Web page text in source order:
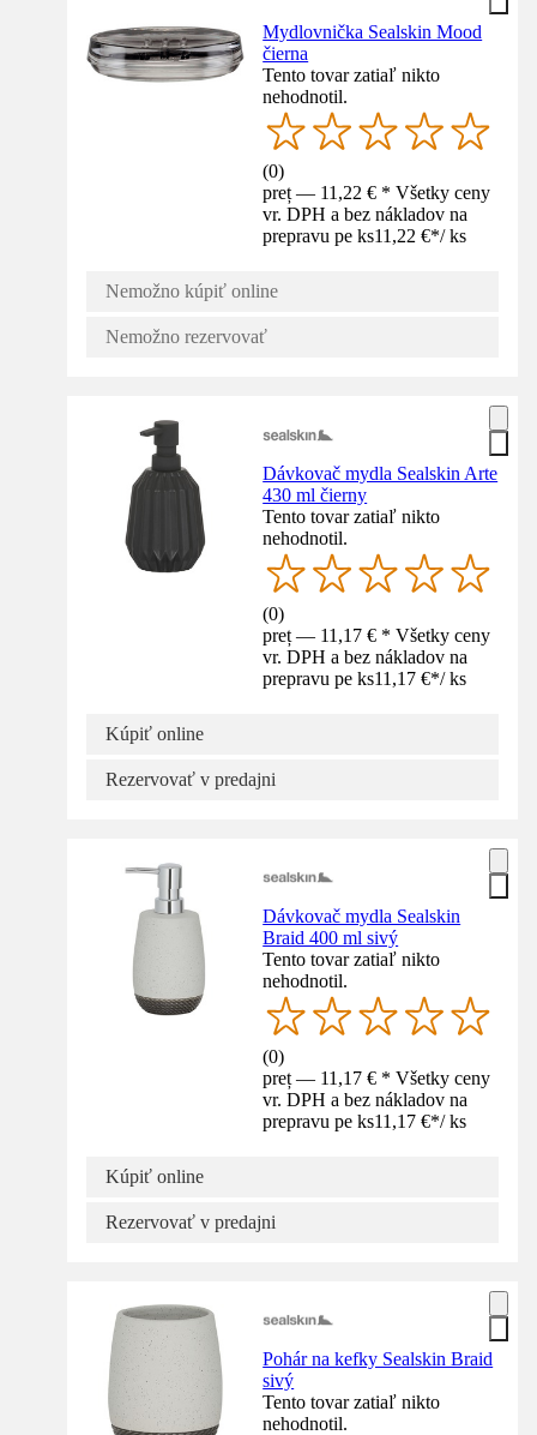
Mydlovnička Sealskin Mood
čierna
Tento tovar zatiaľ nikto
nehodnotil.
(0)
preț — 11,22 € * Všetky ceny
vr. DPH a bez nákladov na
prepravu pe ks11,22 €*/ ks
Nemožno kúpiť online
Nemožno rezervovať
Dávkovač mydla Sealskin Arte
430 ml čierny
Tento tovar zatiaľ nikto
nehodnotil.
(0)
preț — 11,17 € * Všetky ceny
vr. DPH a bez nákladov na
prepravu pe ks11,17 €*/ ks
Kúpiť online
Rezervovať v predajni
Dávkovač mydla Sealskin
Braid 400 ml sivý
Tento tovar zatiaľ nikto
nehodnotil.
(0)
preț — 11,17 € * Všetky ceny
vr. DPH a bez nákladov na
prepravu pe ks11,17 €*/ ks
Kúpiť online
Rezervovať v predajni
Pohár na kefky Sealskin Braid
sivý
Tento tovar zatiaľ nikto
nehodnotil.